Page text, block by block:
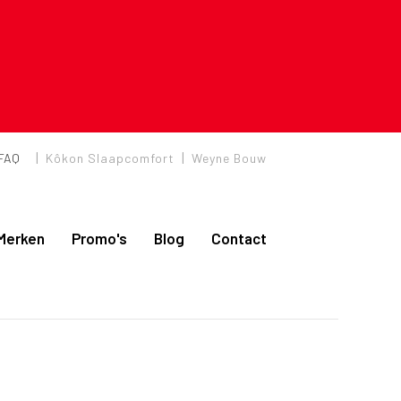
| Kôkon Slaapcomfort | Weyne Bouw
Promo's Blog Contact